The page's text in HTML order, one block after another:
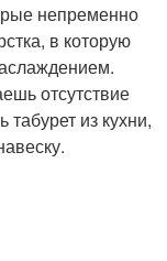
непременно
в которую
отсутствие
из кухни,